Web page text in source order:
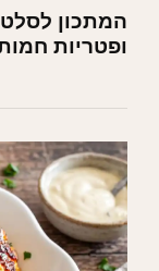
המתכון
ופטריות